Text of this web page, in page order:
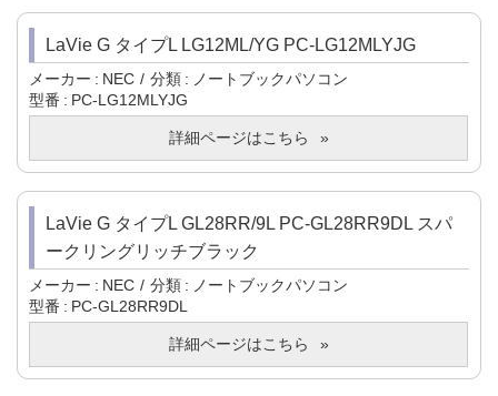
LaVie G タイプL LG12ML/YG PC-LG12MLYJG
メーカー NEC 分類
ノートブックパソコン
型番
PC-LG12MLYJG
詳細ページはこちら
LaVie G タイプL GL28RR/9L PC-GL28RR9DL スパ
ークリングリッチブラック
メーカー NEC 分類
ノートブックパソコン
型番
PC-GL28RR9DL
詳細ページはこちら